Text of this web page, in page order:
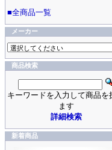
■全商品一覧
メーカー
商品検索
キーワードを入力して商品を
ます
詳細検索
新着商品